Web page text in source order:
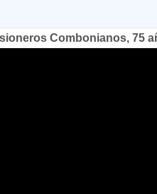
Combonianos, 75